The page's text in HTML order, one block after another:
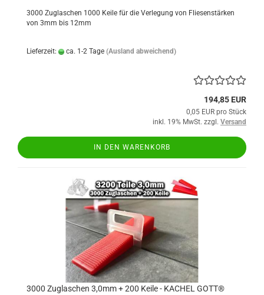
3000 Zuglaschen 1000 Keile für die Verlegung von Fliesenstärken
von 3mm bis 12mm
Lieferzeit: ca. 1-2 Tage (Ausland abweichend)
194,85 EUR
0,05 EUR pro Stück
inkl. 19% MwSt. zzgl. Versand
IN DEN WARENKORB
3000 Zuglaschen 3,0mm + 200 Keile - KACHEL GOTT®